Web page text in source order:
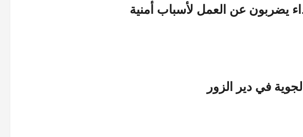
يضربون عن العمل لأسباب أمنية
في دير الزور